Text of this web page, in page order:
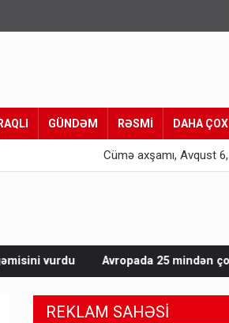
GÜNDƏM RƏSMİ DAHA ÇOX
Cümə axşamı, Avqust
25 mindən çox insan ölüb
REKLAM SAHƏSİ